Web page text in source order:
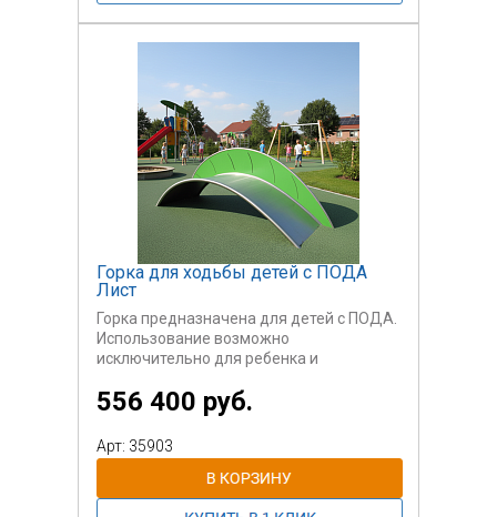
Горка для ходьбы детей с ПОДА
Лист
Горка предназначена для детей с ПОДА.
Использование возможно
исключительно для ребенка и
помогает подняться на горку и
спуститься с нее, поддерживая ребенка
и страхуя его.
Использование - уличное.
Для детей возрастом от 3 до 7 лет.
556 400 руб.
Арт: 35903